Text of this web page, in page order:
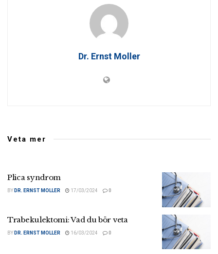
Dr. Ernst Moller
Veta mer
Plica syndrom
BY DR. ERNST MOLLER 17/03/2024 0
Trabekulektomi: Vad du bör veta
BY DR. ERNST MOLLER 16/03/2024 0